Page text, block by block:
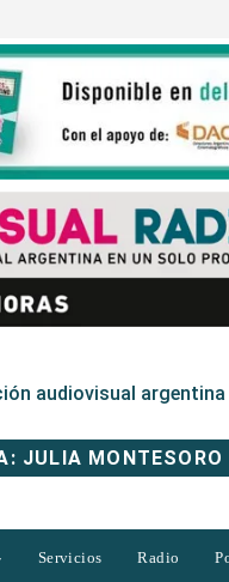
audiovisual
JULIA MONTESORO
Servicios Radio